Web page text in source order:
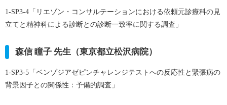
1-SP3-4「リエゾン・コンサルテーションにおける依頼元診療科の見
立てと精神科による診断との診断一致率に関する調査」
森信 瞳子 先生（東京都立松沢病院）
1-SP3-5「ベンゾジアゼピンチャレンジテストへの反応性と緊張病の
背景因子との関係性：予備的調査」